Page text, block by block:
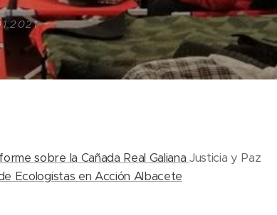
sobre la Cañada Real Galiana Justicia y Paz
Ecologistas en Acción Albacete